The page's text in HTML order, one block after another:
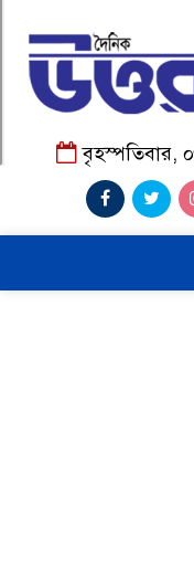
বৃহস্পতিবার,